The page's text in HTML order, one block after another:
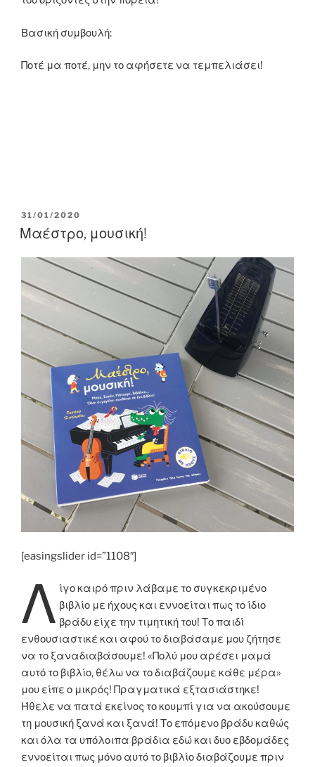
Βασική συμβουλή:
Ποτέ μα ποτέ, μην το αφήσετε να τεμπελιάσει!
POSTED
ON
31/01/2020
Μαέστρο, μουσική!
[easingslider id=”1108″]
Λ ίγο καιρό πριν λάβαμε το συγκεκριμένο
βιβλίο με ήχους και εννοείται πως το ίδιο
βράδυ είχε την τιμητική του! Το παιδί
ενθουσιαστικέ και αφού το διαβάσαμε μου ζήτησε
να το ξαναδιαβάσουμε! «Πολύ μου αρέσει μαμά
αυτό το βιβλίο, θέλω να το διαβάζουμε κάθε μέρα»
μου είπε ο μικρός! Πραγματικά εξτασιάστηκε!
Ήθελε να πατά εκείνος το κουμπί για να ακούσουμε
τη μουσική ξανά και ξανά! Το επόμενο βράδυ καθώς
και όλα τα υπόλοιπα βράδια εδώ και δυο εβδομάδες
εννοείται πως μόνο αυτό το βιβλίο διαβάζουμε πριν